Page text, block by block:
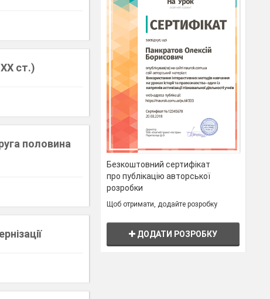
ст.)
половина
Безкоштовний сертифікат
про публікацію авторської
розробки
Щоб отримати, додайте розробку
ДОДАТИ РОЗРОБКУ